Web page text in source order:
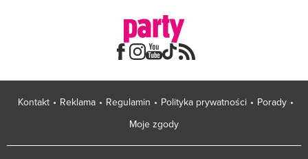
Kontakt Reklama Regulamin Polityka prywatności
Porady
Moje zgody